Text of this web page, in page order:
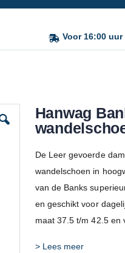
Voor 16:00
naar
begin
gallerij
Hanwag
De Leer gevoerde
wandelschoen in
van de Banks
en geschikt voor
maat 37.5 t/m 42.5 en
> Lees meer